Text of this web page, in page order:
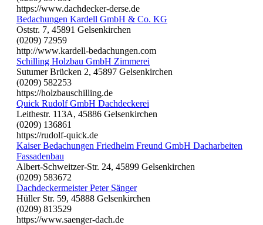
https://www.dachdecker-derse.de
Bedachungen Kardell GmbH & Co. KG
Oststr. 7, 45891 Gelsenkirchen
(0209) 72959
http://www.kardell-bedachungen.com
Schilling Holzbau GmbH Zimmerei
Sutumer Brücken 2, 45897 Gelsenkirchen
(0209) 582253
https://holzbauschilling.de
Quick Rudolf GmbH Dachdeckerei
Leithestr. 113A, 45886 Gelsenkirchen
(0209) 136861
https://rudolf-quick.de
Kaiser Bedachungen Friedhelm Freund GmbH Dacharbeiten
Fassadenbau
Albert-Schweitzer-Str. 24, 45899 Gelsenkirchen
(0209) 583672
Dachdeckermeister Peter Sänger
Hüller Str. 59, 45888 Gelsenkirchen
(0209) 813529
https://www.saenger-dach.de